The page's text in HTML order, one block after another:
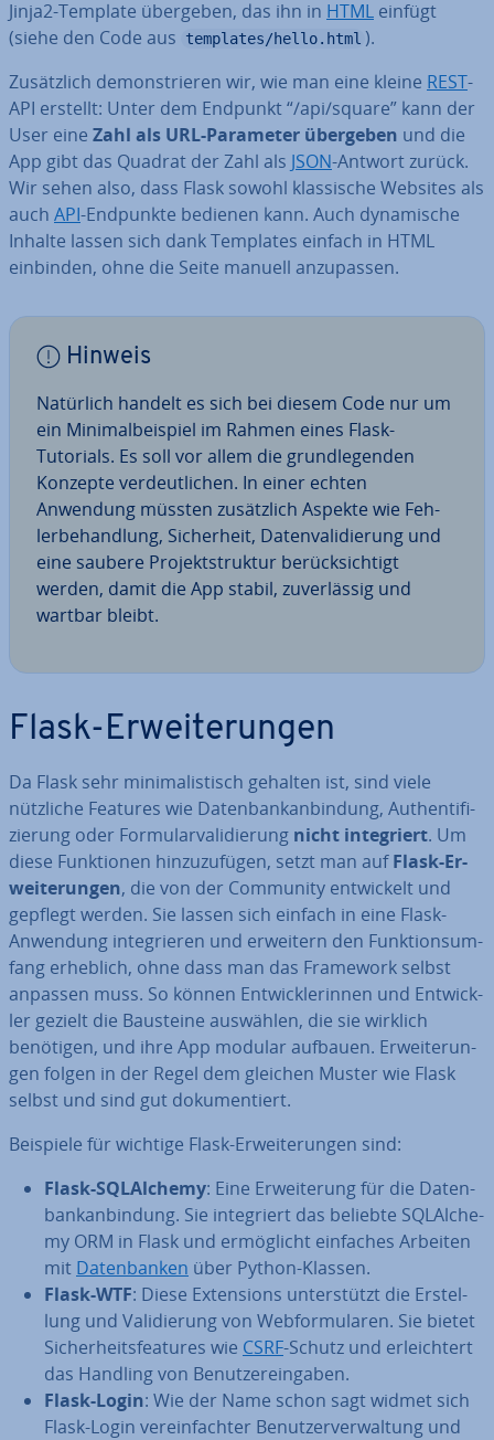
Jinja2-Template übergeben, das ihn in HTML einfügt
(siehe den Code aus
templates/hello.html ).
Zu­sätz­lich de­mons­trie­ren wir, wie man eine kleine REST-
API erstellt: Unter dem Endpunkt “/api/square” kann der
User eine Zahl als URL-Parameter übergeben und die
App gibt das Quadrat der Zahl als JSON-Antwort zurück.
Wir sehen also, dass Flask sowohl klas­si­sche Websites als
auch API-Endpunkte bedienen kann. Auch dy­na­mi­sche
Inhalte lassen sich dank Templates einfach in HTML
einbinden, ohne die Seite manuell an­zu­pas­sen.
Hinweis
Natürlich handelt es sich bei diesem Code nur um
ein Mi­ni­mal­bei­spiel im Rahmen eines Flask-
Tutorials. Es soll vor allem die grund­le­gen­den
Konzepte ver­deut­li­chen. In einer echten
Anwendung müssten zu­sätz­lich Aspekte wie Feh­
ler­be­hand­lung, Si­cher­heit, Da­ten­va­li­die­rung und
eine saubere Pro­jekt­struk­tur be­rück­sich­tigt
werden, damit die App stabil, zu­ver­läs­sig und
wartbar bleibt.
Flask-Er­wei­te­run­gen
Da Flask sehr mi­ni­ma­lis­tisch gehalten ist, sind viele
nützliche Features wie Da­ten­bank­an­bin­dung, Au­then­ti­fi­
zie­rung oder For­mu­lar­va­li­die­rung nicht in­te­griert. Um
diese Funk­tio­nen hin­zu­zu­fü­gen, setzt man aufFlask-Er­
wei­te­run­gen, die von der Community ent­wi­ckelt und
gepflegt werden. Sie lassen sich einfach in eine Flask-
Anwendung in­te­grie­ren und erweitern den Funk­ti­ons­um­
fang erheblich, ohne dass man das Framework selbst
anpassen muss. So können Ent­wick­le­rin­nen und Ent­wick­
ler gezielt die Bausteine auswählen, die sie wirklich
benötigen, und ihre App modular aufbauen. Er­wei­te­run­
gen folgen in der Regel dem gleichen Muster wie Flask
selbst und sind gut do­ku­men­tiert.
Beispiele für wichtige Flask-Er­wei­te­run­gen sind:
Flask-SQL­Al­che­my: Eine Er­wei­te­rung für die Da­ten­
bank­an­bin­dung. Sie in­te­griert das beliebte SQL­Al­che­
my ORM in Flask und er­mög­licht einfaches Arbeiten
mit Da­ten­ban­ken über Python-Klassen.
Flask-WTF: Diese Ex­ten­si­ons un­ter­stützt die Er­stel­
lung und Va­li­die­rung von Web­for­mu­la­ren. Sie bietet
Si­cher­heits­fea­tures wie CSRF-Schutz und er­leich­tert
das Handling von Be­nut­zer­ein­ga­ben.
Flask-Login: Wie der Name schon sagt widmet sich
Flask-Login ver­ein­fach­ter Be­nut­zer­ver­wal­tung und